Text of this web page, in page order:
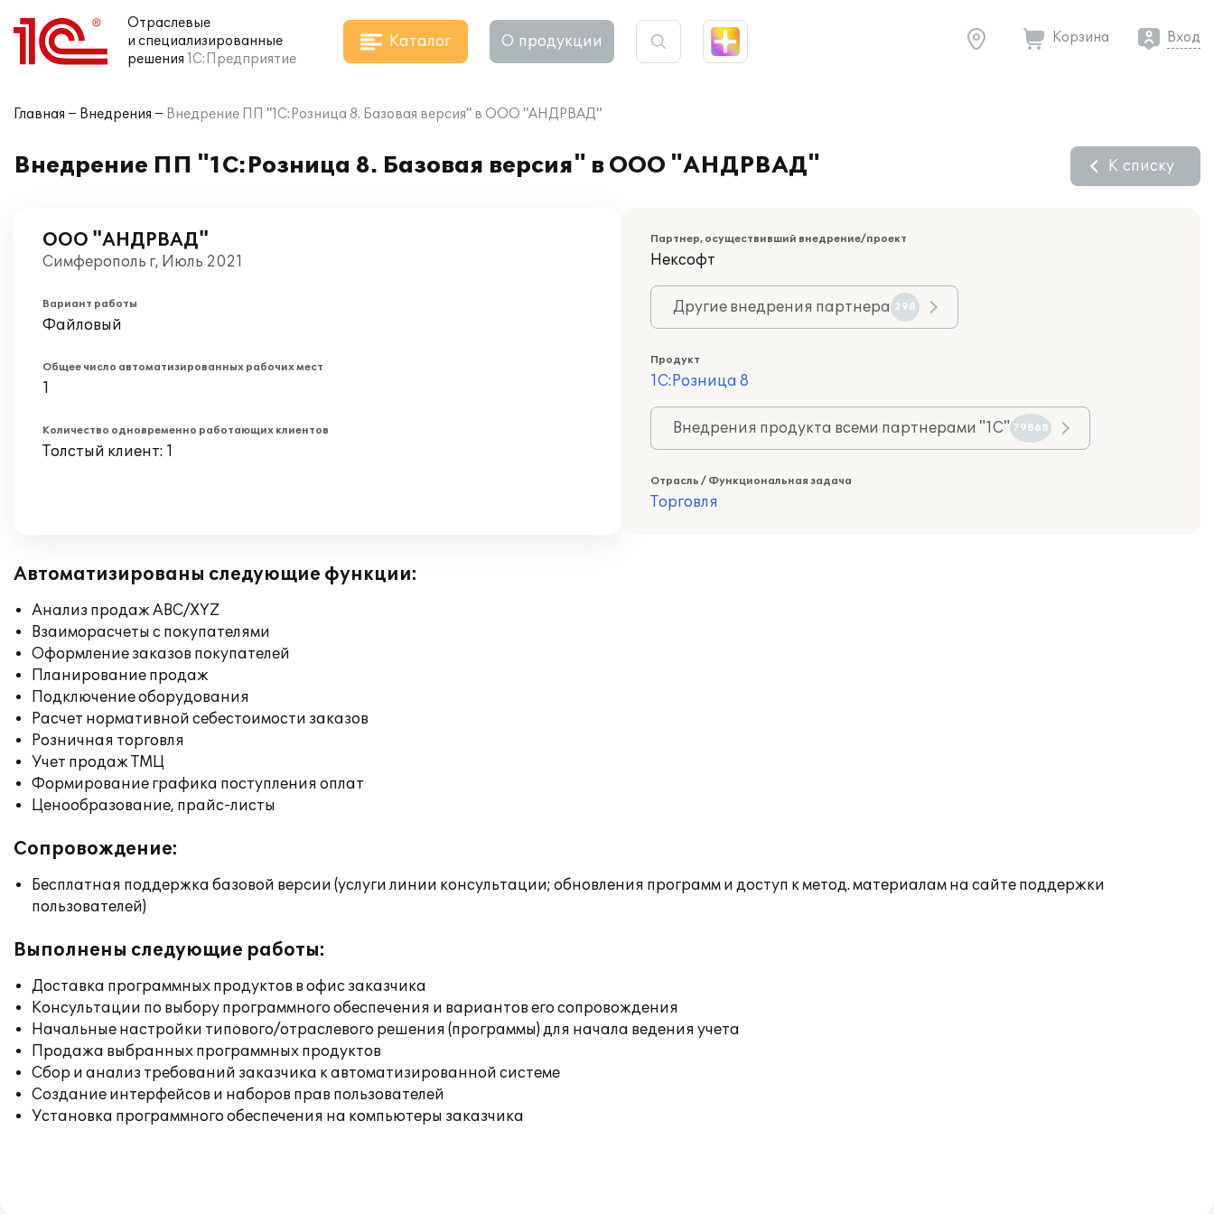
Отраслевые
и специализированные
решения 1С:Предприятие
Каталог О продукции Корзина Вход
Главная Внедрения Внедрение ПП "1С:Розница 8. Базовая версия" в ООО "АНДРВАД"
Внедрение ПП "1С:Розница 8. Базовая версия" в ООО "АНДРВАД" К списку
ООО "АНДРВАД"
Симферополь г, Июль 2021
Вариант работы
Файловый
Общее число автоматизированных рабочих мест
1
Количество одновременно работающих клиентов
Толстый клиент: 1
Партнер, осуществивший внедрение/проект
Нексофт
Другие внедрения партнера 298
Продукт
1С:Розница 8
Внедрения продукта всеми партнерами "1С" 79868
Отрасль / Функциональная задача
Торговля
Автоматизированы следующие функции:
Анализ продаж ABC/XYZ
Взаиморасчеты с покупателями
Оформление заказов покупателей
Планирование продаж
Подключение оборудования
Расчет нормативной себестоимости заказов
Розничная торговля
Учет продаж ТМЦ
Формирование графика поступления оплат
Ценообразование, прайс-листы
Сопровождение:
Бесплатная поддержка базовой версии (услуги линии консультации; обновления программ и доступ к метод. материалам на сайте поддержки
пользователей)
Выполнены следующие работы:
Доставка программных продуктов в офис заказчика
Консультации по выбору программного обеспечения и вариантов его сопровождения
Начальные настройки типового/отраслевого решения (программы) для начала ведения учета
Продажа выбранных программных продуктов
Сбор и анализ требований заказчика к автоматизированной системе
Создание интерфейсов и наборов прав пользователей
Установка программного обеспечения на компьютеры заказчика